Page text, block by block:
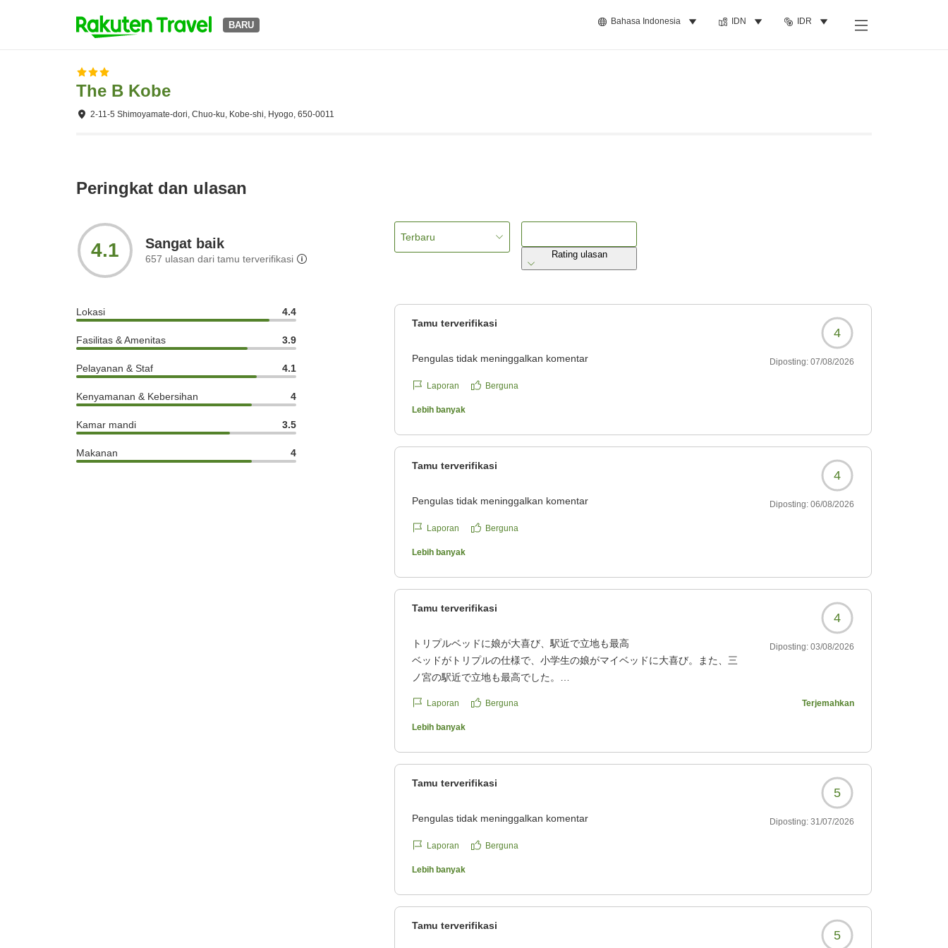
BARU Bahasa Indonesia IDN IDR
The B Kobe
2-11-5 Shimoyamate-dori, Chuo-ku, Kobe-shi, Hyogo, 650-0011
Peringkat dan ulasan
4.1 Sangat baik
657 ulasan dari tamu terverifikasi
Lokasi 4.4
Fasilitas & Amenitas 3.9
Pelayanan & Staf 4.1
Kenyamanan & Kebersihan 4
Kamar mandi 3.5
Makanan 4
Terbaru
Rating ulasan
Tamu terverifikasi
4
Pengulas tidak meninggalkan komentar Diposting: 07/08/2026
Laporan Berguna
Lebih banyak
Tamu terverifikasi
4
Pengulas tidak meninggalkan komentar Diposting: 06/08/2026
Laporan Berguna
Lebih banyak
Tamu terverifikasi
4
トリプルベッドに娘が大喜び、駅近で立地も最高
ベッドがトリプルの仕様で、小学生の娘がマイベッドに大喜び。また、三
ノ宮の駅近で立地も最高でした。
https://review.travel.rakuten.co.jp/hotel/voice/52830?
reviewId=33123478377456
Diposting: 03/08/2026
Laporan Berguna Terjemahkan
Lebih banyak
Tamu terverifikasi
5
Pengulas tidak meninggalkan komentar Diposting: 31/07/2026
Laporan Berguna
Lebih banyak
Tamu terverifikasi
5